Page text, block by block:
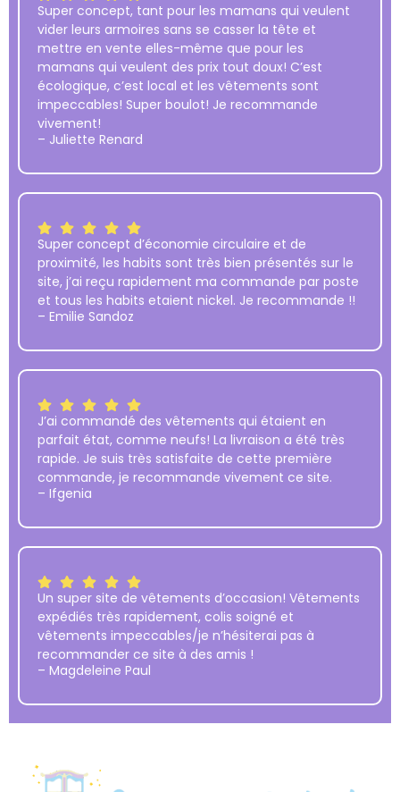
Super concept, tant pour les mamans qui veulent
vider leurs armoires sans se casser la tête et
mettre en vente elles-même que pour les
mamans qui veulent des prix tout doux! C’est
écologique, c’est local et les vêtements sont
impeccables! Super boulot! Je recommande
vivement!
– Juliette Renard
Super concept d’économie circulaire et de
proximité, les habits sont très bien présentés sur le
site, j’ai reçu rapidement ma commande par poste
et tous les habits etaient nickel. Je recommande !!
– Emilie Sandoz
J’ai commandé des vêtements qui étaient en
parfait état, comme neufs! La livraison a été très
rapide. Je suis très satisfaite de cette première
commande, je recommande vivement ce site.
– Ifgenia
Un super site de vêtements d’occasion! Vêtements
expédiés très rapidement, colis soigné et
vêtements impeccables/je n’hésiterai pas à
recommander ce site à des amis !
– Magdeleine Paul